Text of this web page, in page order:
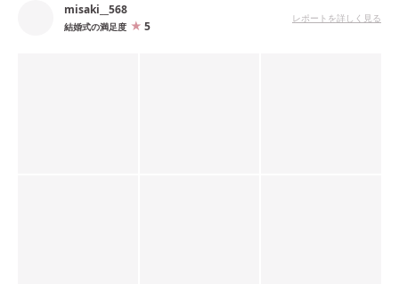
misaki__568
結婚式の満足度 5
レポートを詳しく見る